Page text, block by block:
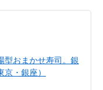
型おまかせ寿司。銀
・銀座）